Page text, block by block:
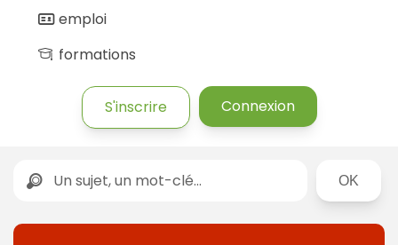
emploi
formations
S'inscrire Connexion
Rechercher